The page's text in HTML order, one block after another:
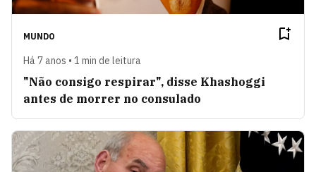
MUNDO
Há 7 anos • 1 min de leitura
"Não consigo respirar", disse Khashoggi
antes de morrer no consulado